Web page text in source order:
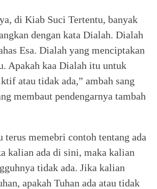
di Kiab Suci Tertentu, banyak
dengan kata Dialah. Dialah
Esa. Dialah yang menciptakan
Apakah kaa Dialah itu untuk
atau tidak ada,” ambah sang
membaut pendengarnya tambah
terus memebri contoh tentang ada
kalian ada di sini, maka kalian
tidak ada. Jika kalian
apakah Tuhan ada atau tidak